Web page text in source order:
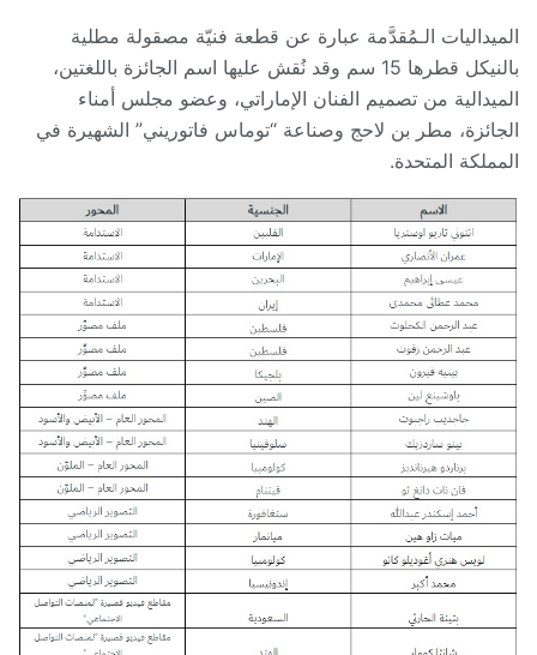
الميداليات الـمُقدَّمة عبارة عن قطعة فنيّة مصقولة مطلية
بالنيكل قطرها 15 سم وقد نُقش عليها اسم الجائزة باللغتين،
الميدالية من تصميم الفنان الإماراتي، وعضو مجلس أمناء
الجائزة، مطر بن لاحج وصناعة “توماس فاتوريني” الشهيرة في
المملكة المتحدة.